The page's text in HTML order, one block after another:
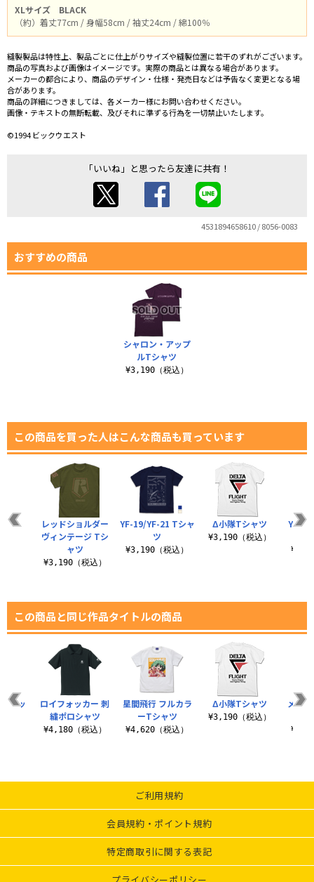
XLサイズ
BLACK
（約）着丈77cm / 身幅58cm / 袖丈24cm / 綿100％
縫製製品は特性上、製品ごとに仕上がりサイズや縫製位置に若干のずれがございます。
商品の写真および画像はイメージです。実際の商品とは異なる場合があります。
メーカーの都合により、商品のデザイン・仕様・発売日などは予告なく変更となる場
合があります。
商品の詳細につきましては、各メーカー様にお問い合わせください。
画像・テキストの無断転載、及びそれに準ずる行為を一切禁止いたします。
©1994 ビックウエスト
「いいね」と思ったら友達に共有！
4531894658610 / 8056-0083
おすすめの商品
シャロン・アップ
ルTシャツ
¥3,190（税込）
この商品を買った人はこんな商品も買っています
YF-19/YF-21 Tシャ
ツ
¥3,190（税込）
Δ小隊Tシャツ
¥3,190（税込）
YF-
ャツ
レッドショルダー
ヴィンテージ Tシ
ャツ
¥3,190（税込）
この商品と同じ作品タイトルの商品
星間飛行 フルカラ
ーTシャツ
¥4,620（税込）
Δ小隊Tシャツ
¥3,190（税込）
メッ
ワッ
ロイフォッカー 刺
繍ポロシャツ
¥4,180（税込）
ご利用規約
会員規約・ポイント規約
特定商取引に関する表記